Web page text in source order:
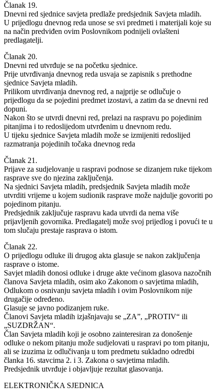
Članak 19.
Dnevni red sjednice savjeta predlaže predsjednik Savjeta mladih.
U prijedlogu dnevnog reda unose se svi predmeti i materijali koje su
na način predviđen ovim Poslovnikom podnijeli ovlašteni
predlagatelji.
Članak 20.
Dnevni red utvrđuje se na početku sjednice.
Prije utvrđivanja dnevnog reda usvaja se zapisnik s prethodne
sjednice Savjeta mladih.
Prilikom utvrđivanja dnevnog red, a najprije se odlučuje o
prijedlogu da se pojedini predmet izostavi, a zatim da se dnevni red
dopuni.
Nakon što se utvrdi dnevni red, prelazi na raspravu po pojedinim
pitanjima i to redoslijedom utvrđenim u dnevnom redu.
U tijeku sjednice Savjeta mladih može se izmijeniti redoslijed
razmatranja pojedinih točaka dnevnog reda
Članak 21.
Prijave za sudjelovanje u raspravi podnose se dizanjem ruke tijekom
rasprave sve do njezina zaključenja.
Na sjednici Savjeta mladih, predsjednik Savjeta mladih može
utvrditi vrijeme u kojem sudionik rasprave može najdulje govoriti po
pojedinom pitanju.
Predsjednik zaključuje raspravu kada utvrdi da nema više
prijavljenih govornika. Predlagatelj može svoj prijedlog i povući te u
tom slučaju prestaje rasprava o istom.
Članak 22.
O prijedlogu odluke ili drugog akta glasuje se nakon zaključenja
rasprave o istome.
Savjet mladih donosi odluke i druge akte većinom glasova nazočnih
članova Savjeta mladih, osim ako Zakonom o savjetima mladih,
Odlukom o osnivanju savjeta mladih i ovim Poslovnikom nije
drugačije određeno.
Glasuje se javno podizanjem ruke.
Članovi Savjeta mladih izjašnjavaju se „ZA”, „PROTIV“ ili
„SUZDRŽAN“.
Član Savjeta mladih koji je osobno zainteresiran za donošenje
odluke o nekom pitanju može sudjelovati u raspravi po tom pitanju,
ali se izuzima iz odlučivanja u tom predmetu sukladno odredbi
članka 16. stavcima 2. i 3. Zakona o savjetima mladih.
Predsjednik utvrđuje i objavljuje rezultat glasovanja.
ELEKTRONIČKA SJEDNICA